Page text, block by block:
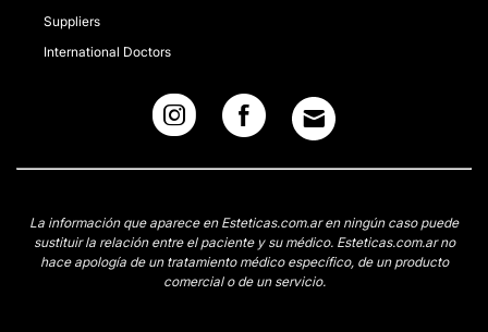
Suppliers
International Doctors
La información que aparece en Esteticas.com.ar en ningún caso puede
sustituir la relación entre el paciente y su médico. Esteticas.com.ar no
hace apología de un tratamiento médico específico, de un producto
comercial o de un servicio.